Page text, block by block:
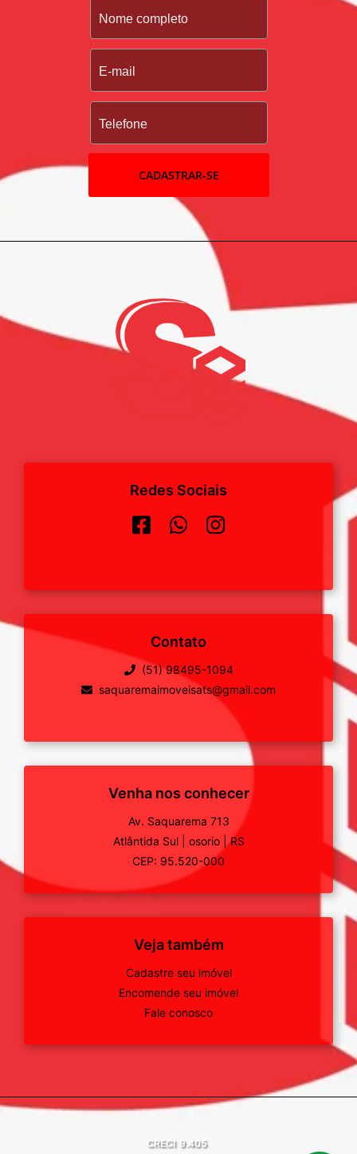
CADASTRAR-SE
Redes Sociais
Contato
(51) 98495-1094
saquaremaimoveisats@gmail.com
Venha nos conhecer
Av. Saquarema 713
Atlântida Sul
osorio
RS
CEP: 95.520-000
Veja também
Cadastre seu imóvel
Encomende seu imóvel
Fale conosco
CRECI 9.405